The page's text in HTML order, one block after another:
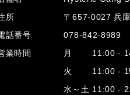
所
〒657-0027 兵
話番号
078-842-8989
業時間
月 11:00 -
火 11:00 -
水～土 11:00 -